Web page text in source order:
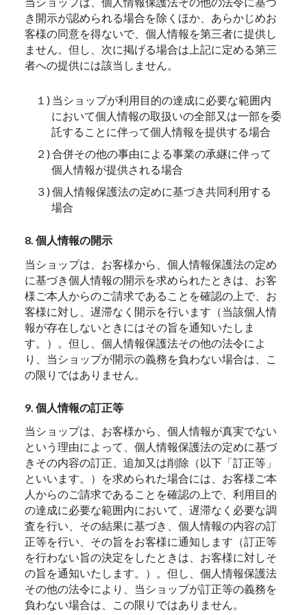
き開示が認められる場合を除くほか、あらかじめお
客様の同意を得ないで、個人情報を第三者に提供し
ません。但し、次に掲げる場合は上記に定める第三
者への提供には該当しません。
１) 当ショップが利用目的の達成に必要な範囲内
において個人情報の取扱いの全部又は一部を委
託することに伴って個人情報を提供する場合
２) 合併その他の事由による事業の承継に伴って
個人情報が提供される場合
３) 個人情報保護法の定めに基づき共同利用する
場合
8. 個人情報の開示
当ショップは、お客様から、個人情報保護法の定め
に基づき個人情報の開示を求められたときは、お客
様ご本人からのご請求であることを確認の上で、お
客様に対し、遅滞なく開示を行います（当該個人情
報が存在しないときにはその旨を通知いたしま
す。）。但し、個人情報保護法その他の法令によ
り、当ショップが開示の義務を負わない場合は、こ
の限りではありません。
9. 個人情報の訂正等
当ショップは、お客様から、個人情報が真実でない
という理由によって、個人情報保護法の定めに基づ
きその内容の訂正、追加又は削除（以下「訂正等」
といいます。）を求められた場合には、お客様ご本
人からのご請求であることを確認の上で、利用目的
の達成に必要な範囲内において、遅滞なく必要な調
査を行い、その結果に基づき、個人情報の内容の訂
正等を行い、その旨をお客様に通知します（訂正等
を行わない旨の決定をしたときは、お客様に対しそ
の旨を通知いたします。）。但し、個人情報保護法
その他の法令により、当ショップが訂正等の義務を
負わない場合は、この限りではありません。